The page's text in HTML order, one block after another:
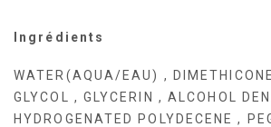
Ingrédients
WATER(AQUA/EAU) ,
GLYCOL , GLYCERIN , ALCOHOL
HYDROGENATED POLYDECENE ,